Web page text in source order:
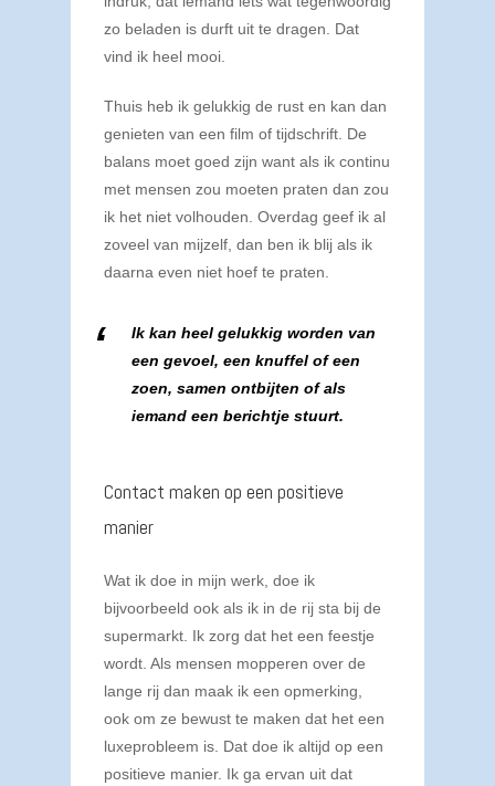
zo beladen is durft uit te dragen. Dat
vind ik heel mooi.
Thuis heb ik gelukkig de rust en kan dan
genieten van een film of tijdschrift. De
balans moet goed zijn want als ik continu
met mensen zou moeten praten dan zou
ik het niet volhouden. Overdag geef ik al
zoveel van mijzelf, dan ben ik blij als ik
daarna even niet hoef te praten.
Ik kan heel gelukkig worden van
een gevoel, een knuffel of een
zoen, samen ontbijten of als
iemand een berichtje stuurt.
Contact maken op een positieve
manier
Wat ik doe in mijn werk, doe ik
bijvoorbeeld ook als ik in de rij sta bij de
supermarkt. Ik zorg dat het een feestje
wordt. Als mensen mopperen over de
lange rij dan maak ik een opmerking,
ook om ze bewust te maken dat het een
luxeprobleem is. Dat doe ik altijd op een
positieve manier. Ik ga ervan uit dat